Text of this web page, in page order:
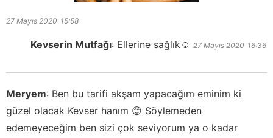
27 Mayıs 2020 15:58
Kevserin Mutfağı: Ellerine sağlık☺️ 27 Mayıs 2020 16:36
Meryem: Ben bu tarifi akşam yapacağım eminim ki
güzel olacak Kevser hanım 😊 Söylemeden
edemeyeceğim ben sizi çok seviyorum ya o kadar